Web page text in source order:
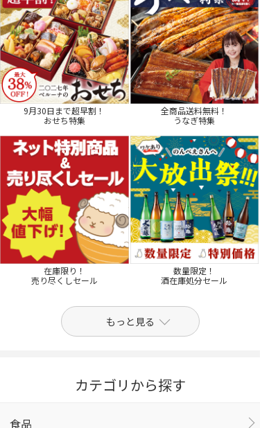
9月30日まで超早割！
おせち特集
全商品送料無料！
うなぎ特集
在庫限り！
売り尽くしセール
数量限定！
酒在庫処分セール
もっと見る
カテゴリから探す
食品